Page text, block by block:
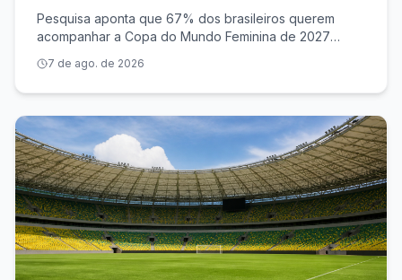
do Mundo Feminina de 2027
Pesquisa aponta que 67% dos brasileiros querem
acompanhar a Copa do Mundo Feminina de 2027
7 de ago. de 2026